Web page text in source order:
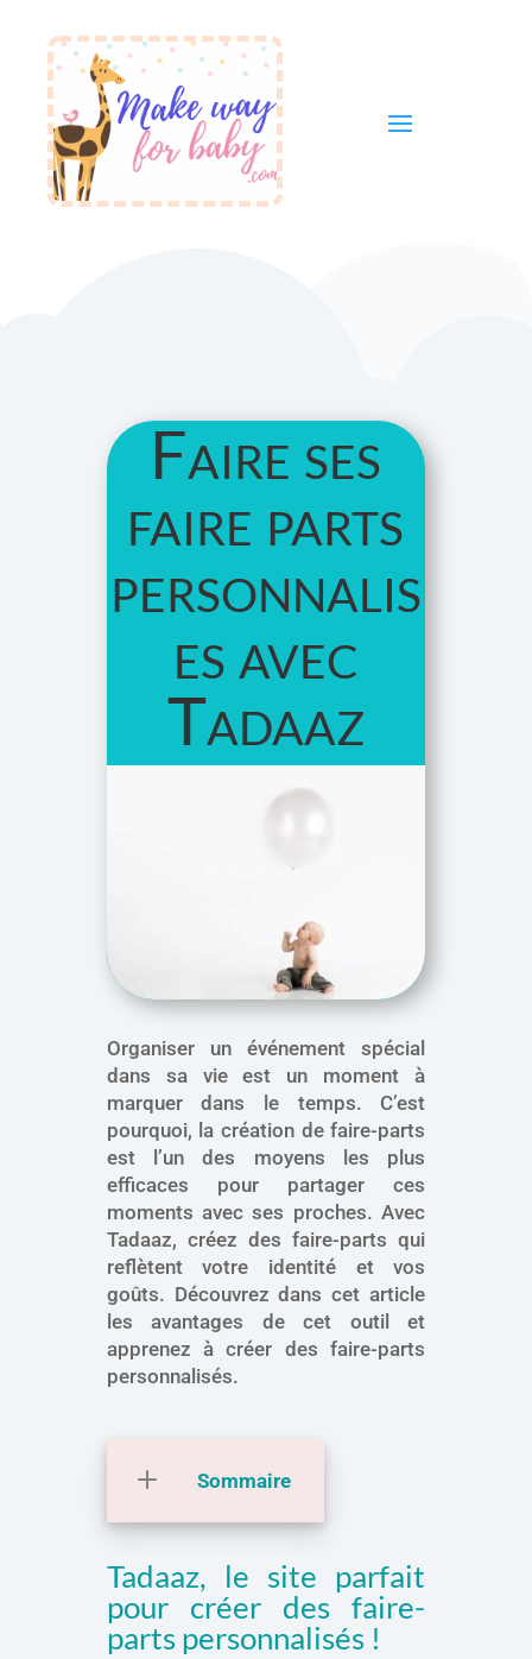
Faire ses
faire parts
personnalis
es avec
Tadaaz
Organiser un événement spécial
dans sa vie est un moment à
marquer dans le temps. C’est
pourquoi, la création de faire-parts
est l’un des moyens les plus
efficaces pour partager ces
moments avec ses proches. Avec
Tadaaz, créez des faire-parts qui
reflètent votre identité et vos
goûts. Découvrez dans cet article
les avantages de cet outil et
apprenez à créer des faire-parts
personnalisés.
Sommaire
Tadaaz, le site parfait
pour créer des faire-
parts personnalisés !